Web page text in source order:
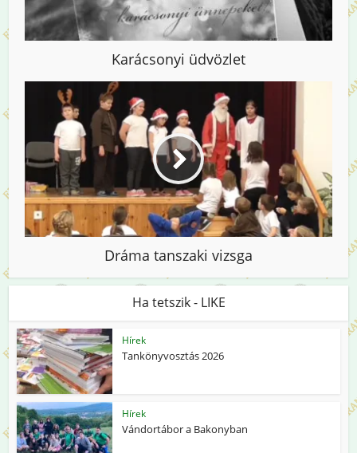
Karácsonyi üdvözlet
Dráma tanszaki vizsga
Ha tetszik - LIKE
Hírek
Tankönyvosztás 2026
Hírek
Vándortábor a Bakonyban